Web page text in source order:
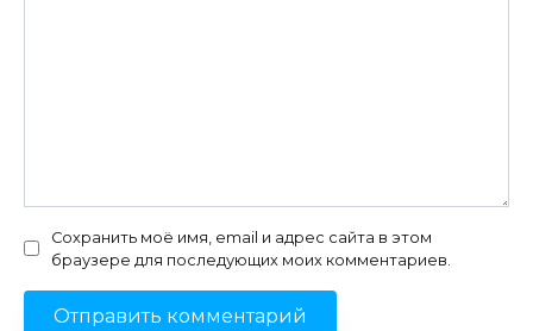
Сохранить моё имя, email и адрес сайта в этом
браузере для последующих моих комментариев.